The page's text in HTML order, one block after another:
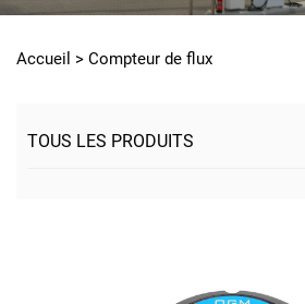
Accueil > Compteur de flux
TOUS LES PRODUITS